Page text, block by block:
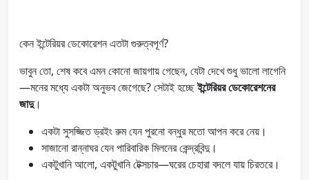
কেন ইন্টেরিয়র ডেকোরেশন এতটা গুরুত্বপূর্ণ?
ভাবুন তো, শেষ কবে এমন কোনো জায়গায় গেছেন, যেটা দেখে শুধু ভালো লাগেনি
—মনের মধ্যে একটা অনুভব জেগেছে? সেটাই হচ্ছেইন্টেরিয়র ডেকোরেশনের
জাদু।
একটা সুসজ্জিত ড্রইং রুম যেন পুরনো বন্ধুর মতো আপন করে নেয়।
সাজানো রান্নাঘর যেন পারিবারিক মিলনের কেন্দ্রবিন্দু।
একটুখানি আলো, একটুখানি টেক্সচার—ঘরের চেহারা বদলে যায় চিরতরে।